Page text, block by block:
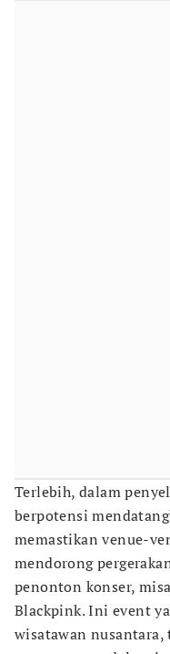
Terlebih, dalam
berpotensi
memastikan venue-
mendorong
penonton konser,
Blackpink. Ini event
wisatawan